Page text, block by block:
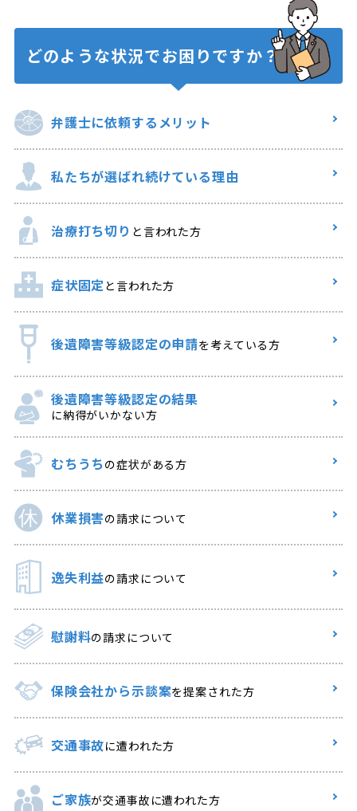
どのような状況でお困りですか？
弁護士に依頼するメリット
私たちが選ばれ続けている理由
治療打ち切り と言われた方
症状固定 と言われた方
後遺障害等級認定の申請を考えている方
後遺障害等級認定の結果
に納得がいかない方
むちうちの症状がある方
休業損害の請求について
逸失利益の請求について
慰謝料の請求について
保険会社から示談案を提案された方
交通事故に遭われた方
ご家族が交通事故に遭われた方